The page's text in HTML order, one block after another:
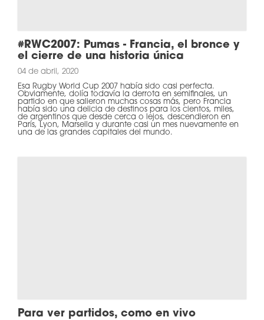
#RWC2007: Pumas - Francia, el bronce y
el cierre de una historia única
04 de abril, 2020
Esa Rugby World Cup 2007 había sido casi perfecta.
Obviamente, dolía todavía la derrota en semifinales, un
partido en que salieron muchas cosas más, pero Francia
había sido una delicia de destinos para los cientos, miles,
de argentinos que desde cerca o lejos, descendieron en
París, Lyon, Marsella y durante casi un mes nuevamente en
una de las grandes capitales del mundo.
Para ver partidos, como en vivo